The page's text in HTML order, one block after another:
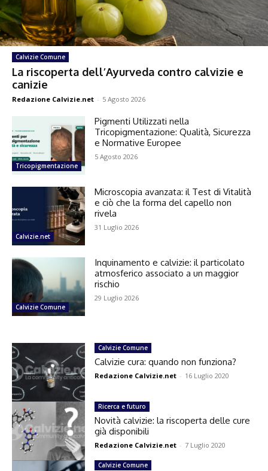
Calvizie Comune
La riscoperta dell’Ayurveda contro calvizie e
canizie
Redazione Calvizie.net - 5 Agosto 2026
Tricopigmentazione
Pigmenti Utilizzati nella
Tricopigmentazione: Qualità, Sicurezza
e Normative Europee
5 Agosto 2026
Calvizie.net
Microscopia avanzata: il Test di Vitalità
e ciò che la forma del capello non
rivela
31 Luglio 2026
Calvizie Comune
Inquinamento e calvizie: il particolato
atmosferico associato a un maggior
rischio
29 Luglio 2026
Calvizie Comune
Calvizie cura: quando non funziona?
Redazione Calvizie.net - 16 Luglio 2020
Ricerca e futuro
Novità calvizie: la riscoperta delle cure
già disponibili
Redazione Calvizie.net - 7 Luglio 2020
Calvizie Comune